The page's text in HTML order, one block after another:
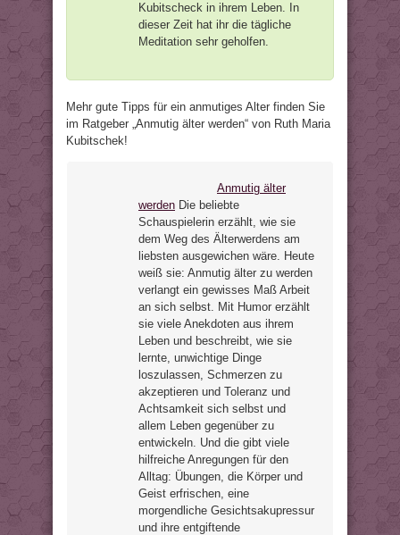
Kubitscheck in ihrem Leben. In
dieser Zeit hat ihr die tägliche
Meditation sehr geholfen.
Mehr gute Tipps für ein anmutiges Alter finden Sie
im Ratgeber „Anmutig älter werden“ von Ruth Maria
Kubitschek!
Anmutig älter
werden Die beliebte
Schauspielerin erzählt, wie sie
dem Weg des Älterwerdens am
liebsten ausgewichen wäre. Heute
weiß sie: Anmutig älter zu werden
verlangt ein gewisses Maß Arbeit
an sich selbst. Mit Humor erzählt
sie viele Anekdoten aus ihrem
Leben und beschreibt, wie sie
lernte, unwichtige Dinge
loszulassen, Schmerzen zu
akzeptieren und Toleranz und
Achtsamkeit sich selbst und
allem Leben gegenüber zu
entwickeln. Und die gibt viele
hilfreiche Anregungen für den
Alltag: Übungen, die Körper und
Geist erfrischen, eine
morgendliche Gesichtsakupressur
und ihre entgiftende